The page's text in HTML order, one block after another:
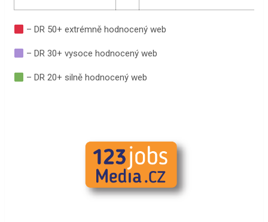
– DR 50+ extrémně hodnocený web
– DR 30+ vysoce hodnocený web
– DR 20+ silně hodnocený web